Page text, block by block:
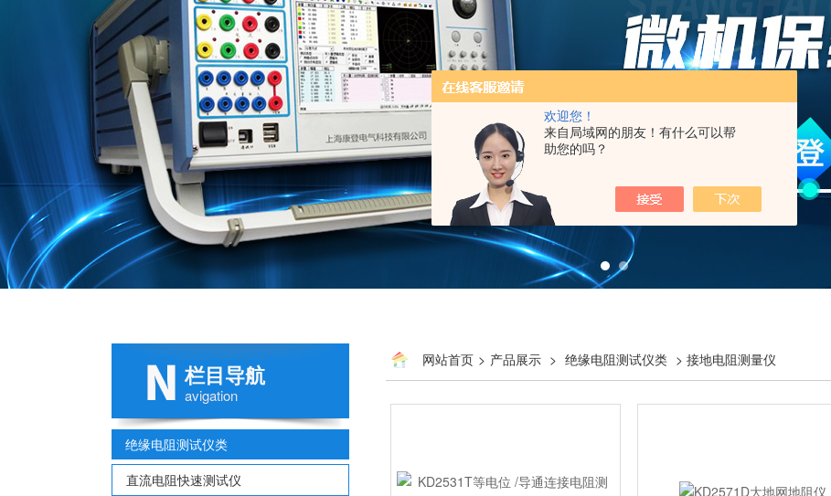
欢迎您！
来自局域网的朋友！有什么可以帮
助您的吗？
栏目导航
avigation
绝缘电阻测试仪类
直流电阻快速测试仪
网站首页 > 产品展示 > 绝缘电阻测试仪类 > 接地电阻测量仪